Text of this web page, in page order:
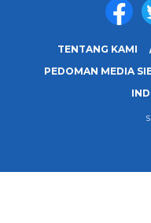
TENTANG KAMI
PEDOMAN MEDIA